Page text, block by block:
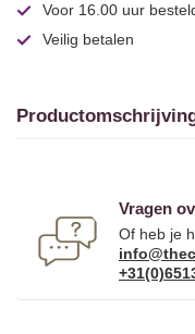
Voor 16.00 uur
Veilig betalen
Vragen
Of heb je